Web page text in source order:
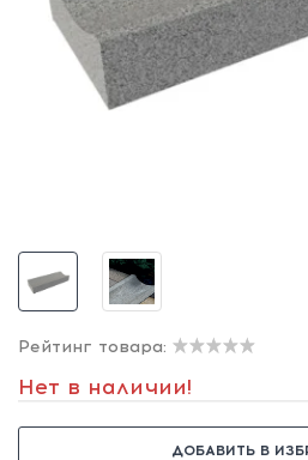
Рейтинг товара:
Нет в наличии!
ДОБАВИТЬ В